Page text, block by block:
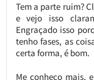
Tem a parte ruim?
e vejo isso
Engraçado isso
tenho fases, as
certa forma, é bom.
Me conheço mais,